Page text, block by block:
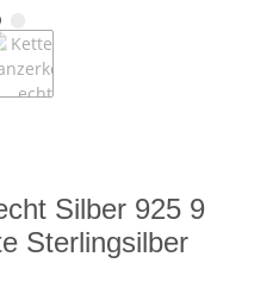
Silber 925 9
Sterlingsilber